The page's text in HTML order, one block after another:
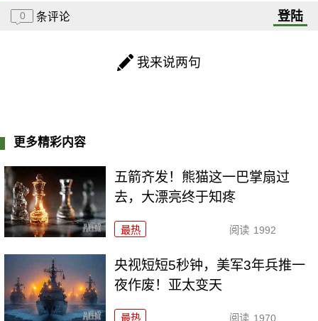
0 条评论 登陆
我来说两句
更多精彩内容
五箭齐发！熊猫这一巴掌扇过
去，大漂亮终于知疼
最热 阅读 1992
央视短短5秒钟，美军3年兵推一
夜作废！亚太变天
最热 阅读 1970